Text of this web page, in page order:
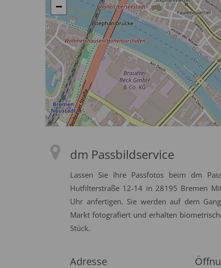
−
dm Passbildservice
Lassen Sie Ihre Passfotos beim dm
Hutfilterstraße 12-14 in 28195 Bremen
Uhr anfertigen. Sie werden auf dem
Markt fotografiert und erhalten
Stück.
Adresse